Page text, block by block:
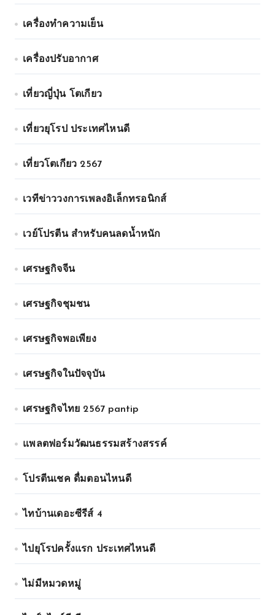
เครื่องทำความเย็น
เครื่องปรับอากาศ
เที่ยวญี่ปุ่น โตเกียว
เที่ยวยุโรป ประเทศไหนดี
เที่ยวโตเกียว 2567
เวทีข่าววงการเพลงอิเล็กทรอนิกส์
เวย์โปรตีน สำหรับคนลดน้ำหนัก
เศรษฐกิจจีน
เศรษฐกิจชุมชน
เศรษฐกิจพอเพียง
เศรษฐกิจในปัจจุบัน
เศรษฐกิจไทย 2567 pantip
แพลตฟอร์มวัฒนธรรมสร้างสรรค์
โปรตีนเชค ดื่มตอนไหนดี
ไทบ้านเดอะซีรีส์ 4
ไปยุโรปครั้งแรก ประเทศไหนดี
ไม่มีหมวดหมู่